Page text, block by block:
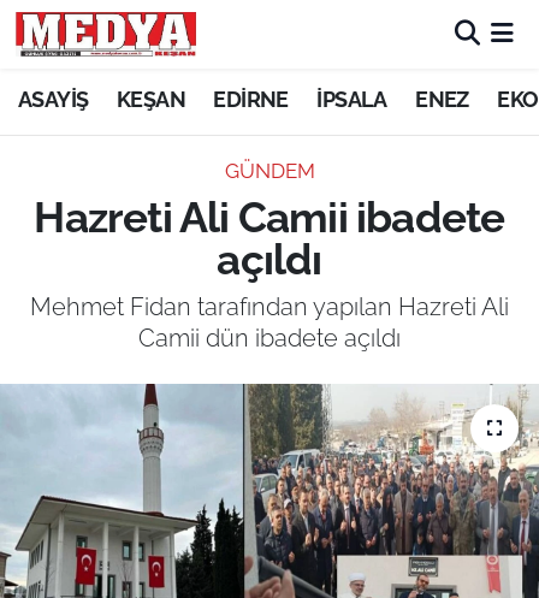
ASAYİŞ KEŞAN EDİRNE İPSALA ENEZ
GÜNDEM
Hazreti Ali Camii ibadete
açıldı
Mehmet Fidan tarafından yapılan Hazreti Ali
Camii dün ibadete açıldı
KEŞAN
ASAYİŞ
GÜNDEM
EKONOMİ
EĞİTİM
TARIM VE HAYVANCILIK